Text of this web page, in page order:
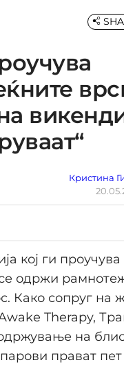
Кристина
кој ги проучува
одржи
Како сопруг на
Therapy,
на
прават пет